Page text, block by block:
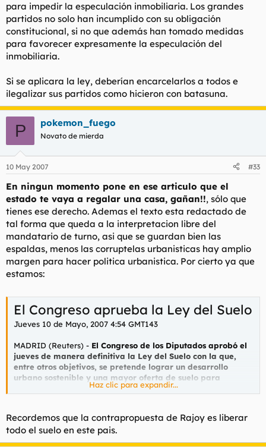
para impedir la especulación inmobiliaria. Los grandes
partidos no solo han incumplido con su obligación
constitucional, si no que además han tomado medidas
para favorecer expresamente la especulación del
inmobiliaria.
Si se aplicara la ley, deberían encarcelarlos a todos e
ilegalizar sus partidos como hicieron con batasuna.
P pokemon_fuego
Novato de mierda
10 May 2007 #33
En ningun momento pone en ese articulo que el
estado te vaya a regalar una casa, gañan!!, sólo que
tienes ese derecho. Ademas el texto esta redactado de
tal forma que queda a la interpretacion libre del
mandatario de turno, asi que se guardan bien las
espaldas, menos las corruptelas urbanisticas hay amplio
margen para hacer politica urbanistica. Por cierto ya que
estamos:
El Congreso aprueba la Ley del Suelo
Jueves 10 de Mayo, 2007 4:54 GMT143
MADRID (Reuters) - El Congreso de los Diputados aprobó el
jueves de manera definitiva la Ley del Suelo con la que,
entre otros objetivos, se pretende lograr un desarrollo
urbano sostenible y una mayor oferta de suelo para
viviendas protegidas.
aseguró que la nueva ley "frenará la espiral de precios
desorbitados" de la vivienda.
Haz clic para expandir...
Recordemos que la contrapropuesta de Rajoy es liberar
todo el suelo en este pais.